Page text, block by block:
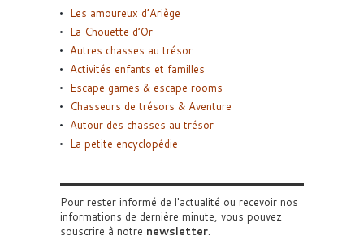
Les amoureux d’Ariège
La Chouette d’Or
Autres chasses au trésor
Activités enfants et familles
Escape games & escape rooms
Chasseurs de trésors & Aventure
Autour des chasses au trésor
La petite encyclopédie
Pour rester informé de l'actualité ou recevoir nos
informations de dernière minute, vous pouvez
souscrire à notre newsletter.